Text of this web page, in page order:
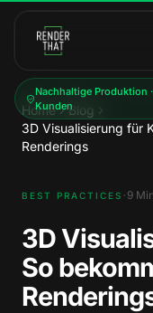
Nachhaltige Produktion
Kunden
Home
Blog
3D Visualisierung für
Renderings
BEST PRACTICES · 9
3D
So